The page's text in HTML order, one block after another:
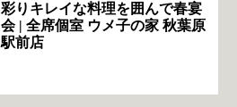
彩りキレイな料理を囲んで春宴
会 | 全席個室 ウメ子の家 秋葉原
駅前店